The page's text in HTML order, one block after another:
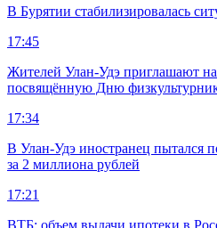
В Бурятии стабилизировалась
17:45
Жителей Улан-Удэ приглашают
посвящённую Дню
17:34
В Улан-Удэ иностранец пытался
за 2 миллиона рублей
17:21
ВТБ: объем выдачи ипотеки в